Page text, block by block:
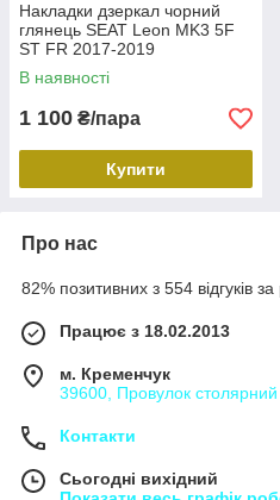
Накладки дзеркал чорний
глянець SEAT Leon MK3 5F
ST FR 2017-2019
В наявності
1 100 ₴/пара
Купити
Про нас
82% позитивних з 554 відгуків за
Працює з 18.02.2013
м. Кременчук
39600, Провулок
Контакти
Сьогодні вихідний